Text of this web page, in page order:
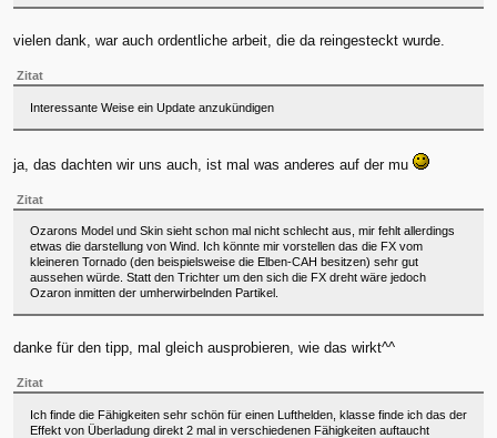
vielen dank, war auch ordentliche arbeit, die da reingesteckt wurde.
Zitat
Interessante Weise ein Update anzukündigen
ja, das dachten wir uns auch, ist mal was anderes auf der mu
Zitat
Ozarons Model und Skin sieht schon mal nicht schlecht aus, mir fehlt allerdings
etwas die darstellung von Wind. Ich könnte mir vorstellen das die FX vom
kleineren Tornado (den beispielsweise die Elben-CAH besitzen) sehr gut
aussehen würde. Statt den Trichter um den sich die FX dreht wäre jedoch
Ozaron inmitten der umherwirbelnden Partikel.
danke für den tipp, mal gleich ausprobieren, wie das wirkt^^
Zitat
Ich finde die Fähigkeiten sehr schön für einen Lufthelden, klasse finde ich das der
Effekt von Überladung direkt 2 mal in verschiedenen Fähigkeiten auftaucht